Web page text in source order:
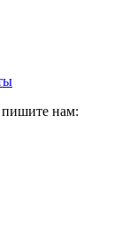
пишите нам: